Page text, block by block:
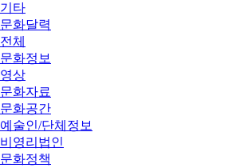
기타
문화달력
전체
문화정보
영상
문화자료
문화공간
예술인/단체정보
비영리법인
문화정책